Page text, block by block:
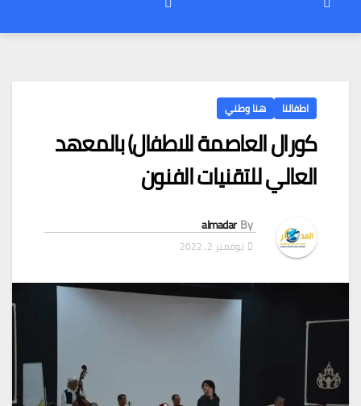
اطفالنا هنا وطني
كورال العاصمة للاطفال) بالمعهد
العالي للتقنيات الفنون
By
almadar
نوفمبر 2, 2022